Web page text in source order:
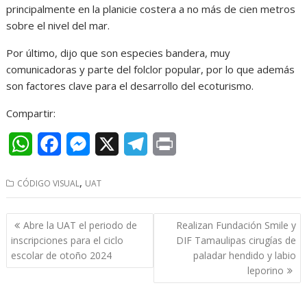
principalmente en la planicie costera a no más de cien metros
sobre el nivel del mar.
Por último, dijo que son especies bandera, muy
comunicadoras y parte del folclor popular, por lo que además
son factores clave para el desarrollo del ecoturismo.
Compartir:
W
a
t
s
A
c
e
b
o
M
s
s
e
n
e
a
n
t
CÓDIGO VISUAL, UAT
Navegación
de
entradas
Abre la UAT el periodo de
inscripciones para el ciclo
escolar de otoño 2024
Realizan Fundación Smile y
DIF Tamaulipas cirugías de
paladar hendido y labio
leporino